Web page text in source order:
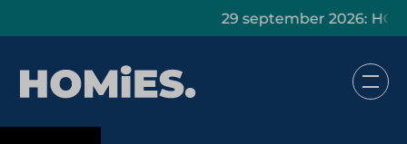
29 september 2026: HOMiES